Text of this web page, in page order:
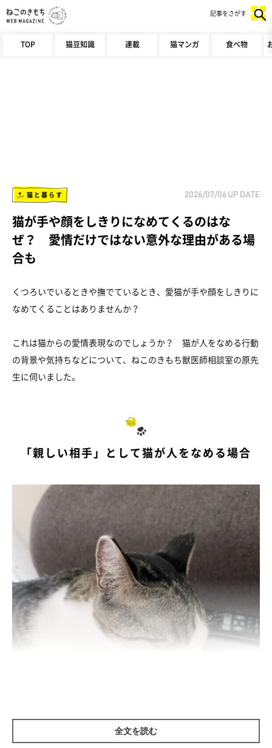
TOP 猫豆知識 連載 猫マンガ 食べ物
記事をさがす
猫と暮らす 2026/07/06 UP DATE
猫が手や顔をしきりになめてくるのはな
ぜ？ 愛情だけではない意外な理由がある場
合も
くつろいでいるときや撫でているとき、愛猫が手や顔をしきりに
なめてくることはありませんか？
これは猫からの愛情表現なのでしょうか？ 猫が人をなめる行動
の背景や気持ちなどについて、ねこのきもち獣医師相談室の原先
生に伺いました。
「親しい相手」として猫が人をなめる場合
全文を読む